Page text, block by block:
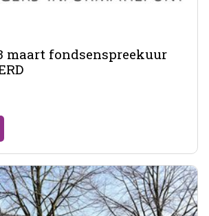
maart fondsenspreekuur